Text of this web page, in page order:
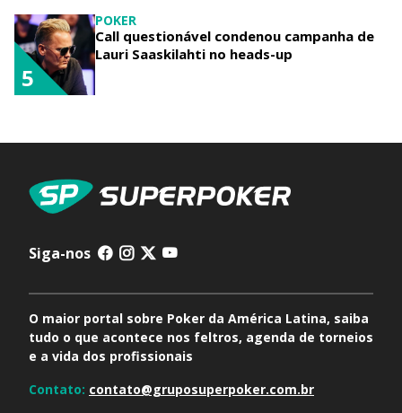
POKER
Call questionável condenou campanha de
Lauri Saaskilahti no heads-up
5
Siga-nos
O maior portal sobre Poker da América Latina, saiba
tudo o que acontece nos feltros, agenda de torneios
e a vida dos profissionais
Contato: contato@gruposuperpoker.com.br